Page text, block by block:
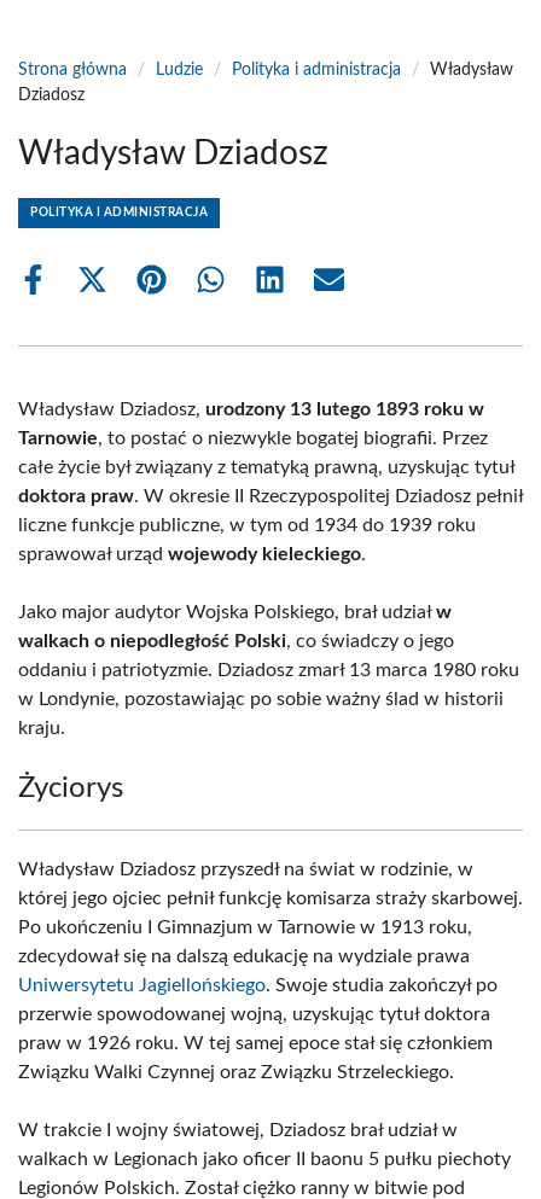
Strona główna / Ludzie / Polityka i administracja /
Władysław
Dziadosz
Władysław Dziadosz
POLITYKA I ADMINISTRACJA
Share
Share
(Twitter)
Share Share Share Share
Władysław Dziadosz, urodzony 13 lutego 1893 roku w
Tarnowie, to postać o niezwykle bogatej biografii. Przez
całe życie był związany z tematyką prawną, uzyskując tytuł
doktora praw. W okresie II Rzeczypospolitej Dziadosz pełnił
liczne funkcje publiczne, w tym od 1934 do 1939 roku
sprawował urząd wojewody kieleckiego.
Jako major audytor Wojska Polskiego, brał udziałw
walkach o niepodległość Polski, co świadczy o jego
oddaniu i patriotyzmie. Dziadosz zmarł 13 marca 1980 roku
w Londynie, pozostawiając po sobie ważny ślad w historii
kraju.
Życiorys
Władysław Dziadosz przyszedł na świat w rodzinie, w
której jego ojciec pełnił funkcję komisarza straży skarbowej.
Po ukończeniu I Gimnazjum w Tarnowie w 1913 roku,
zdecydował się na dalszą edukację na wydziale prawa
Uniwersytetu Jagiellońskiego. Swoje studia zakończył po
przerwie spowodowanej wojną, uzyskując tytuł doktora
praw w 1926 roku. W tej samej epoce stał się członkiem
Związku Walki Czynnej oraz Związku Strzeleckiego.
W trakcie I wojny światowej, Dziadosz brał udział w
walkach w Legionach jako oficer II baonu 5 pułku piechoty
Legionów Polskich. Został ciężko ranny w bitwie pod